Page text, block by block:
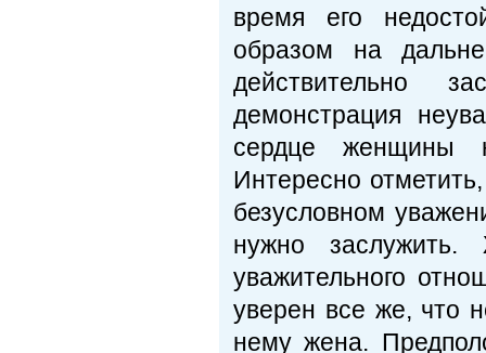
время его
образом на
действительно
демонстрация
сердце женщины
Интересно
безусловном
нужно
уважительного
уверен все же, что
нему жена.